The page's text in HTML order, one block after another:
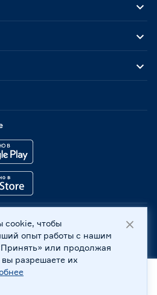
-2026, 236029, г. Калининград,
7702596813, КПП 390601001 ©
данных
cookie, чтобы
опыт работы с нашим
или продолжая
разрешаете их